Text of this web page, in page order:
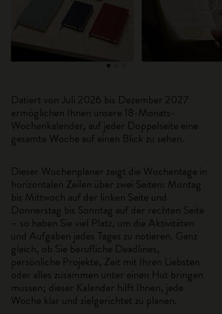
Datiert von Juli 2026 bis Dezember 2027
ermöglichen Ihnen unsere 18-Monats-
Wochenkalender, auf jeder Doppelseite eine
gesamte Woche auf einen Blick zu sehen.
Dieser Wochenplaner zeigt die Wochentage in
horizontalen Zeilen über zwei Seiten: Montag
bis Mittwoch auf der linken Seite und
Donnerstag bis Sonntag auf der rechten Seite
– so haben Sie viel Platz, um die Aktivitäten
und Aufgaben jedes Tages zu notieren. Ganz
gleich, ob Sie berufliche Deadlines,
persönliche Projekte, Zeit mit Ihren Liebsten
oder alles zusammen unter einen Hut bringen
müssen; dieser Kalender hilft Ihnen, jede
Woche klar und zielgerichtet zu planen.